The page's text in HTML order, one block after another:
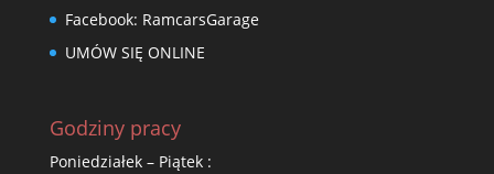
Facebook: RamcarsGarage
UMÓW SIĘ ONLINE
Godziny pracy
Poniedziałek – Piątek :